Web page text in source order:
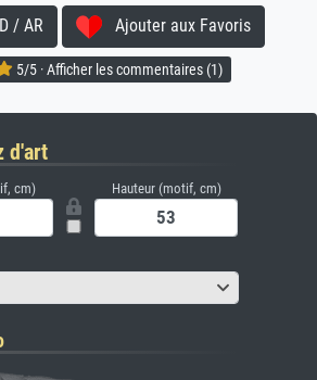
/ AR Ajouter aux Favoris
5/5 · Afficher les commentaires (1)
d'art
cm) Hauteur (motif, cm)